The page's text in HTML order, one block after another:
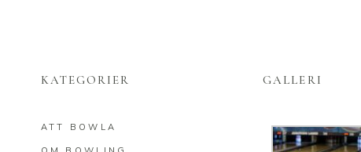
KATEGORIER
ATT BOWLA
GALLERI